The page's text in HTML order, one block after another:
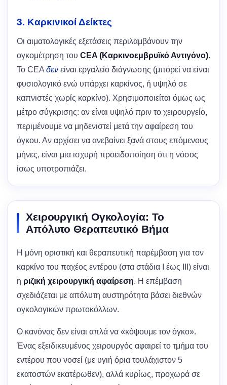
3. Καρκινικοί Δείκτες
Οι αιματολογικές εξετάσεις περιλαμβάνουν την
ογκομέτρηση του CEA (Καρκινοεμβρυϊκό Αντιγόνο).
Το CEA δεν είναι εργαλείο διάγνωσης (μπορεί να είναι
φυσιολογικό ενώ υπάρχει καρκίνος, ή υψηλό σε
καπνιστές χωρίς καρκίνο). Χρησιμοποιείται όμως ως
μέτρο σύγκρισης: αν είναι υψηλό πριν το χειρουργείο,
περιμένουμε να μηδενιστεί μετά την αφαίρεση του
όγκου. Αν αρχίσει να ανεβαίνει ξανά στους επόμενους
μήνες, είναι μια ισχυρή προειδοποίηση ότι η νόσος
ίσως υποτροπιάζει.
Χειρουργική Ογκολογία: Το
Απόλυτο Θεραπευτικό Βήμα
Η μόνη οριστική και θεραπευτική παρέμβαση για τον
καρκίνο του παχέος εντέρου (στα στάδια Ι έως ΙΙΙ) είναι
η ριζική χειρουργική αφαίρεση. Η επέμβαση
σχεδιάζεται με απόλυτη αυστηρότητα βάσει διεθνών
ογκολογικών πρωτοκόλλων.
Ο κανόνας δεν είναι απλά να «κόψουμε τον όγκο».
Ένας εξειδικευμένος χειρουργός αφαιρεί το τμήμα του
εντέρου που νοσεί (με υγιή όρια τουλάχιστον 5
εκατοστών εκατέρωθεν), αλλά κυρίως, προχωρά σε